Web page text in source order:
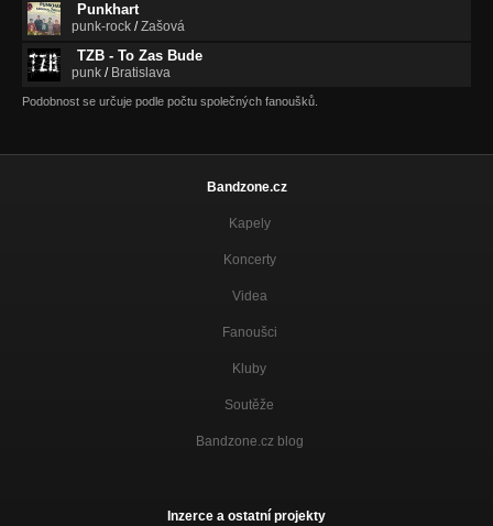
Punkhart
punk-rock /Zašová
TZB - To Zas Bude
punk / Bratislava
Podobnost se určuje podle počtu společných fanoušků.
Bandzone.cz
Kapely
Koncerty
Videa
Fanoušci
Kluby
Soutěže
Bandzone.cz blog
Inzerce a ostatní projekty